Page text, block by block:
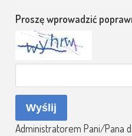
Proszę wprowadzić
Wyślij
Administratorem Pani/Pana